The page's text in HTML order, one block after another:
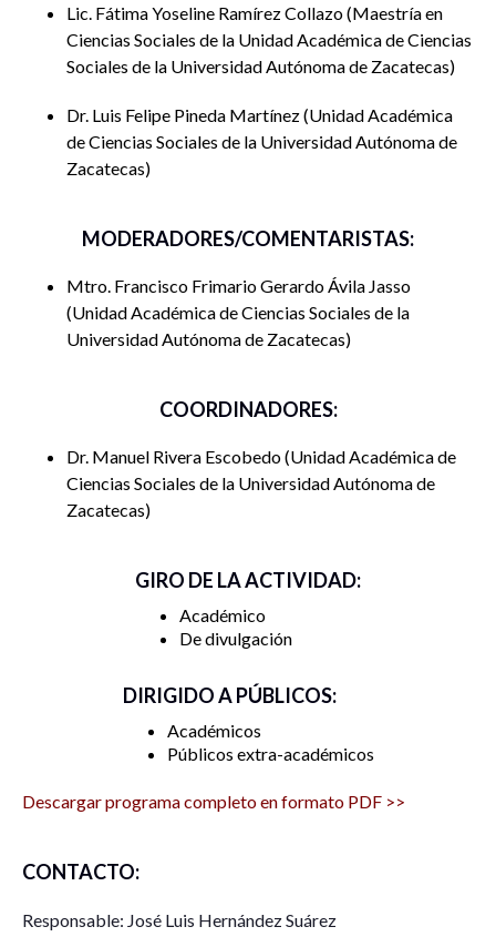
Además, se describirán las particularidades de los factores
socioambientales y condicionantes de los fenómenos
sociales, tomando distintos aportes teóricos sociológicos
que estudian la identidad y la percepción social en relación
con el espacio, aplicando una metodología que permita
entender los procesos internos de la movilidad residencial y
Lic. Fátima Yoseline Ramírez Collazo Maestría en
Ciencias Sociales de la Unidad Académica de Ciencias
Sociales de la Universidad Autónoma de Zacatecas
Dr. Luis Felipe Pineda Martínez Unidad Académica
de Ciencias Sociales de la Universidad Autónoma de
Zacatecas
MODERADORES/COMENTARISTAS:
Mtro. Francisco Frimario Gerardo Ávila Jasso
Unidad Académica de Ciencias Sociales de la
Universidad Autónoma de Zacatecas
COORDINADORES:
Dr. Manuel Rivera Escobedo Unidad Académica de
Ciencias Sociales de la Universidad Autónoma de
Zacatecas
GIRO DE LA ACTIVIDAD:
Académico
De divulgación
DIRIGIDO A PÚBLICOS:
Académicos
Públicos extra-académicos
Descargar programa completo en formato PDF >>
CONTACTO:
Responsable: José Luis Hernández Suárez